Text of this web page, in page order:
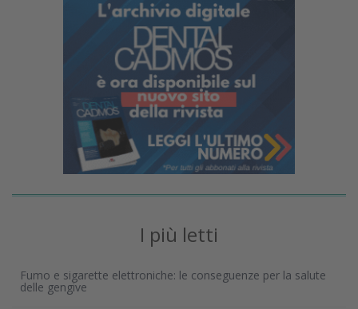
I più letti
Fumo e sigarette elettroniche: le conseguenze per la salute
delle gengive